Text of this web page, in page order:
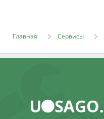
Главная Сервисы